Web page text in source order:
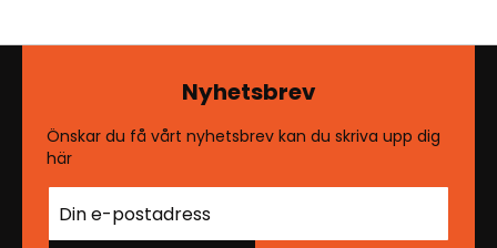
Nyhetsbrev
Önskar du få vårt nyhetsbrev kan du skriva upp dig
här